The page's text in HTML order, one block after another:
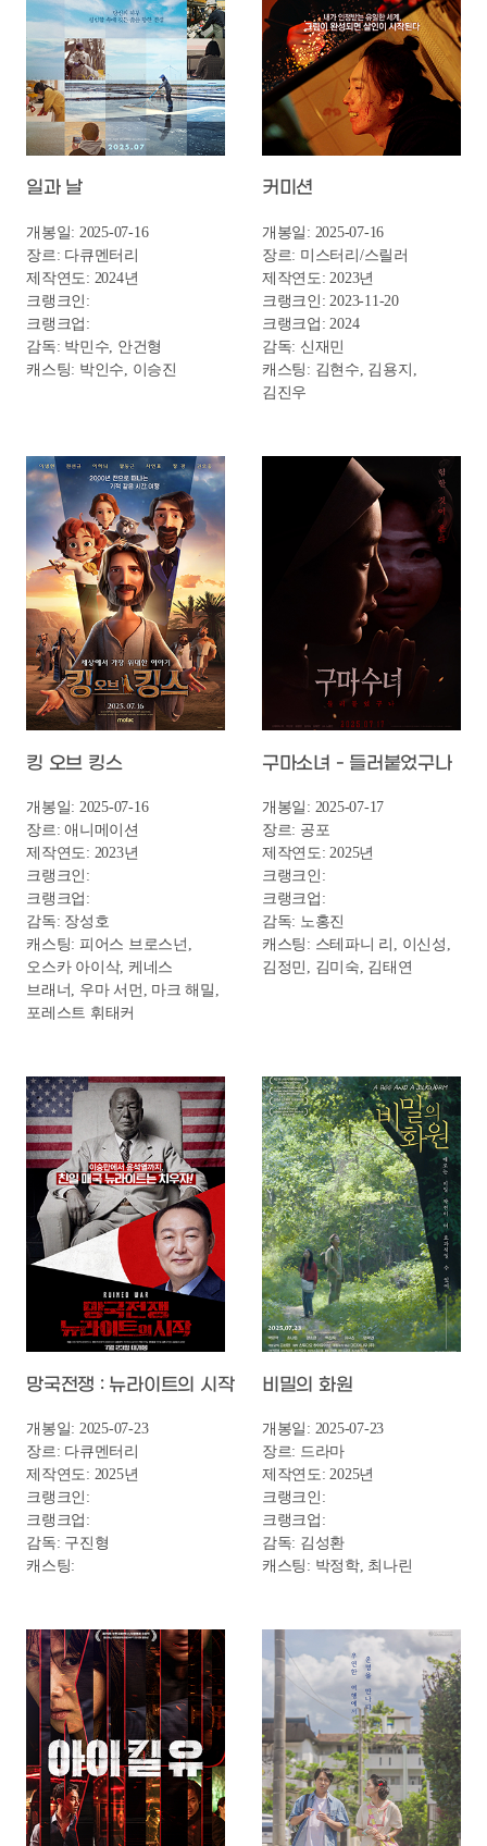
킹 오브 킹스
개봉일: 2025-07-16
제작연도: 2023년
크랭크인:
크랭크업:
감독: 장성호
캐스팅: 피어스 브로스넌,
오스카 아이삭, 케네스
브래너, 우마 서먼, 마크 해밀,
포레스트 휘태커
구마소녀 - 들러붙었구나
개봉일: 2025-07-17
제작연도: 2025년
크랭크인:
크랭크업:
감독: 노홍진
캐스팅: 스테파니 리, 이신성,
김정민, 김미숙, 김태연
망국전쟁 : 뉴라이트의 시작
개봉일: 2025-07-23
장르: 다큐멘터리
크랭크인:
감독: 구진형
캐스팅:
비밀의 화원
개봉일: 2025-07-23
장르: 드라마
크랭크인:
감독: 김성환
캐스팅: 박정학, 최나린
아이 킬 유
개봉일: 2025-07-23
장르: 액션/드라마
제작연도: 2025년
크랭크인:
크랭크업:
감독: 유하
캐스팅: 강지영, 이기광
오키나와 블루노트
개봉일: 2025-07-23
장르: 드라마
제작연도: 2024년
크랭크인:
크랭크업:
감독: 조성규
캐스팅: 김동완, 황승언
장르: 액션/판타지
제작연도: 2025년
크랭크인: 2023-12-05
크랭크업: 2024-05
감독: 김병우
캐스팅: 안효섭, 이민호,
채수빈, 신승호, 나나, 지수,
권은성
장르: 애니메이션
제작연도: 2025년
크랭크인:
크랭크업:
감독: 변희선
캐스팅: 조경이,
엠머슨브룩김, 이현경,
김해나, 강은애